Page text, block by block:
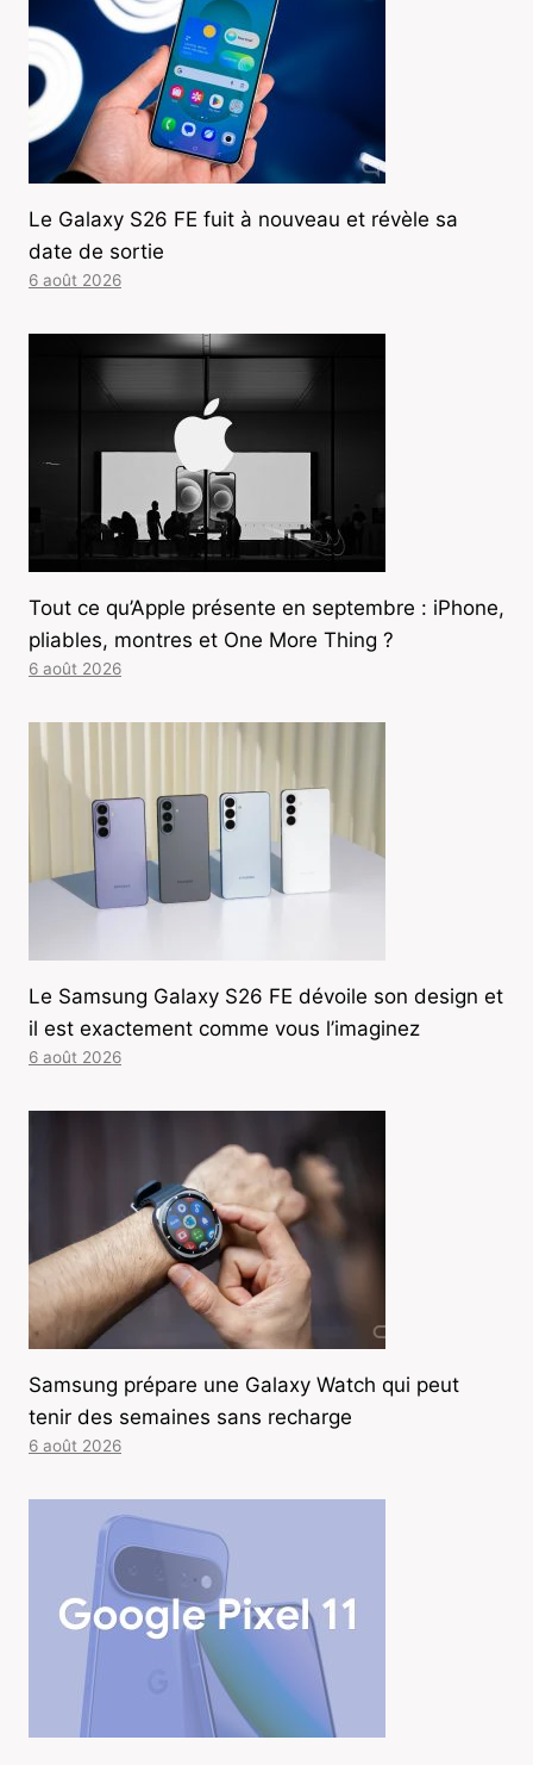
Le Galaxy S26 FE fuit à nouveau et révèle sa
date de sortie
6 août 2026
Tout ce qu’Apple présente en septembre : iPhone,
pliables, montres et One More Thing ?
6 août 2026
Le Samsung Galaxy S26 FE dévoile son design et
il est exactement comme vous l’imaginez
6 août 2026
Samsung prépare une Galaxy Watch qui peut
tenir des semaines sans recharge
6 août 2026